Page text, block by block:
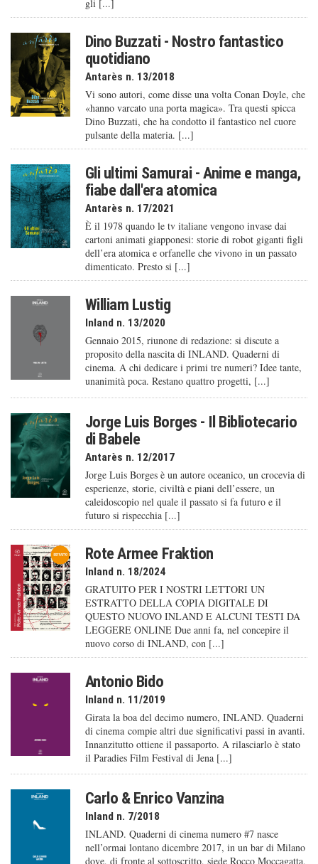
gli [...]
Dino Buzzati - Nostro fantastico
quotidiano
Antarès n. 13/2018
Vi sono autori, come disse una volta Conan Doyle, che
«hanno varcato una porta magica». Tra questi spicca
Dino Buzzati, che ha condotto il fantastico nel cuore
pulsante della materia. [...]
Gli ultimi Samurai - Anime e manga,
fiabe dall'era atomica
Antarès n. 17/2021
È il 1978 quando le tv italiane vengono invase dai
cartoni animati giapponesi: storie di robot giganti figli
dell’era atomica e orfanelle che vivono in un passato
dimenticato. Presto si [...]
William Lustig
Inland n. 13/2020
Gennaio 2015, riunone di redazione: si discute a
proposito della nascita di INLAND. Quaderni di
cinema. A chi dedicare i primi tre numeri? Idee tante,
unanimità poca. Restano quattro progetti, [...]
Jorge Luis Borges - Il Bibliotecario
di Babele
Antarès n. 12/2017
Jorge Luis Borges è un autore oceanico, un crocevia di
esperienze, storie, civiltà e piani dell’essere, un
caleido­scopio nel quale il passato si fa futuro e il
futuro si rispecchia [...]
Rote Armee Fraktion
Inland n. 18/2024
GRATUITO PER I NOSTRI LETTORI UN
ESTRATTO DELLA COPIA DIGITALE DI
QUESTO NUOVO INLAND E ALCUNI TESTI DA
LEGGERE ONLINE Due anni fa, nel concepire il
nuovo corso di INLAND, con [...]
Antonio Bido
Inland n. 11/2019
Girata la boa del decimo numero, INLAND. Quaderni
di cinema compie altri due significativi passi in avanti.
Innanzitutto ottiene il passaporto. A rilasciarlo è stato
il Paradies Film Festival di Jena [...]
Carlo & Enrico Vanzina
Inland n. 7/2018
INLAND. Quaderni di cinema numero #7 nasce
nell’ormai lontano dicembre 2017, in un bar di Milano
dove, di fronte al sottoscritto, siede Rocco Moccagatta,